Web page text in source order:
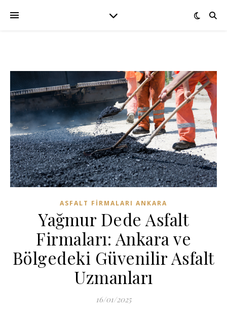
ASFALT FIRMALARI ANKARA
Yağmur Dede Asfalt
Firmaları: Ankara ve
Bölgedeki Güvenilir Asfalt
Uzmanları
16/01/2025